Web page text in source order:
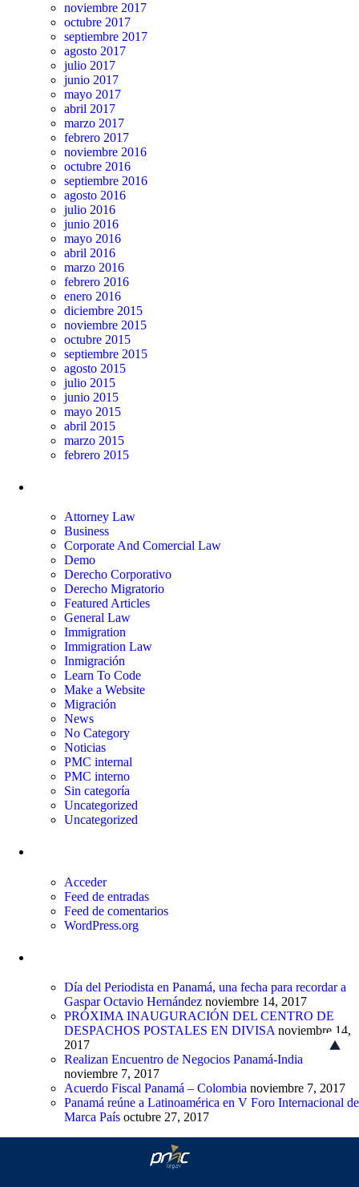
noviembre 2017
octubre 2017
septiembre 2017
agosto 2017
julio 2017
junio 2017
mayo 2017
abril 2017
marzo 2017
febrero 2017
noviembre 2016
octubre 2016
septiembre 2016
agosto 2016
julio 2016
junio 2016
mayo 2016
abril 2016
marzo 2016
febrero 2016
enero 2016
diciembre 2015
noviembre 2015
octubre 2015
septiembre 2015
agosto 2015
julio 2015
junio 2015
mayo 2015
abril 2015
marzo 2015
febrero 2015
Attorney Law
Business
Corporate And Comercial Law
Demo
Derecho Corporativo
Derecho Migratorio
Featured Articles
General Law
Immigration
Immigration Law
Inmigración
Learn To Code
Make a Website
Migración
News
No Category
Noticias
PMC internal
PMC interno
Sin categoría
Uncategorized
Uncategorized
Acceder
Feed de entradas
Feed de comentarios
WordPress.org
Día del Periodista en Panamá, una fecha para recordar a
Gaspar Octavio Hernández noviembre 14, 2017
PRÓXIMA INAUGURACIÓN DEL CENTRO DE
DESPACHOS POSTALES EN DIVISA noviembre 14,
2017
Realizan Encuentro de Negocios Panamá-India
noviembre 7, 2017
Acuerdo Fiscal Panamá – Colombia noviembre 7, 2017
Panamá reúne a Latinoamérica en V Foro Internacional de
Marca País octubre 27, 2017